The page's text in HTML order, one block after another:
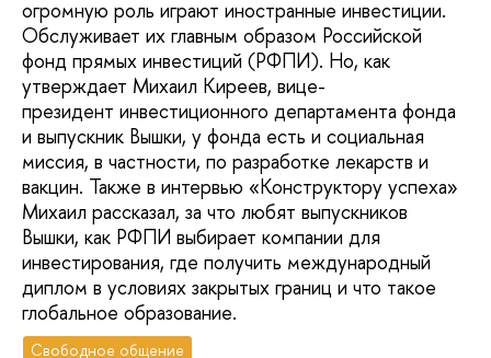
огромную роль играют иностранные инвестиции.
Обслуживает их главным образом Российской
фонд прямых инвестиций (РФПИ). Но, как
утверждает Михаил Киреев, вице-
президент инвестиционного департамента фонда
и выпускник Вышки, у фонда есть и социальная
миссия, в частности, по разработке лекарств и
вакцин. Также в интервью «Конструктору успеха»
Михаил рассказал, за что любят выпускников
Вышки, как РФПИ выбирает компании для
инвестирования, где получить международный
диплом в условиях закрытых границ и что такое
глобальное образование.
Свободное общение